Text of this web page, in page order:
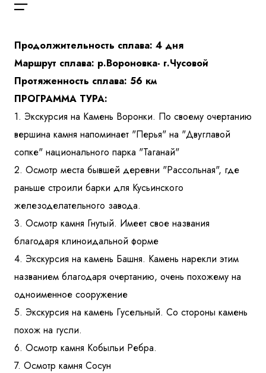
Продолжительность сплава: 4 дня
Маршрут сплава: р.Вороновка- г.Чусовой
Протяженность сплава: 56 км
ПРОГРАММА ТУРА:
1. Экскурсия на Камень Воронки. По своему очертанию
вершина камня напоминает "Перья" на "Двуглавой
сопке" национального парка "Таганай"
2. Осмотр места бывшей деревни "Рассольная", где
раньше строили барки для Кусьинского
железоделательного завода.
3. Осмотр камня Гнутый. Имеет свое названия
благодаря клиноидальной форме
4. Экскурсия на камень Башня. Камень нарекли этим
названием благодаря очертанию, очень похожему на
одноименное сооружение
5. Экскурсия на камень Гусельный. Со стороны камень
похож на гусли.
6. Осмотр камня Кобыльи Ребра.
7. Осмотр камня Сосун
обработку персональных данных
ознакомленс политикой компании в отношении
обработки персональных данных
Отправить